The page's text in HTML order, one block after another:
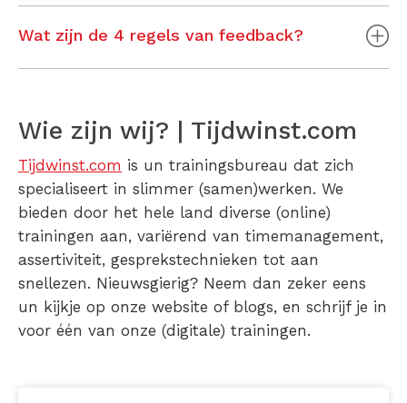
Wat zijn de 4 regels van feedback?
Wie zijn wij? | Tijdwinst.com
Tijdwinst.com is un trainingsbureau dat zich
specialiseert in slimmer (samen)werken. We
bieden door het hele land diverse (online)
trainingen aan, variërend van timemanagement,
assertiviteit, gesprekstechnieken tot aan
snellezen. Nieuwsgierig? Neem dan zeker eens
un kijkje op onze website of blogs, en schrijf je in
voor één van onze (digitale) trainingen.